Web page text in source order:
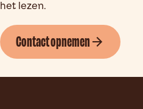
het lezen.
Contact opnemen